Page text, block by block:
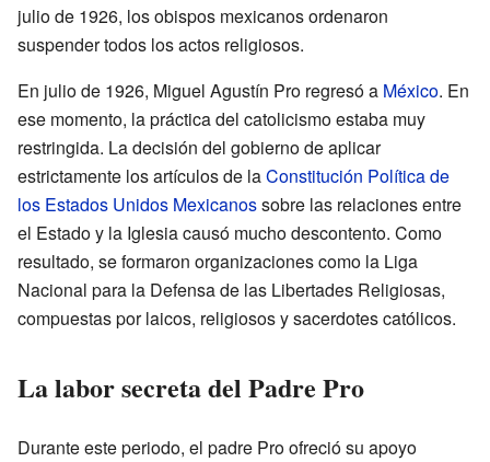
julio de 1926, los obispos mexicanos ordenaron
suspender todos los actos religiosos.
En julio de 1926, Miguel Agustín Pro regresó a México. En
ese momento, la práctica del catolicismo estaba muy
restringida. La decisión del gobierno de aplicar
estrictamente los artículos de laConstitución Política de
los Estados Unidos Mexicanossobre las relaciones entre
el Estado y la Iglesia causó mucho descontento. Como
resultado, se formaron organizaciones como la Liga
Nacional para la Defensa de las Libertades Religiosas,
compuestas por laicos, religiosos y sacerdotes católicos.
La labor secreta del Padre Pro
Durante este periodo, el padre Pro ofreció su apoyo